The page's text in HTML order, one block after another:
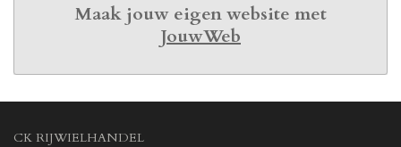
Maak jouw eigen website met
JouwWeb
CK RIJWIELHANDEL